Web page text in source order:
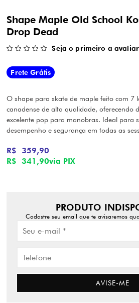
Shape Maple Old School
Drop Dead
Seja o primeiro a avaliar
Frete Grátis
O shape para skate de maple feito com 7
canadense de alta qualidade, oferecendo
excelente pop para manobras. Ideal para
desempenho e segurança em todas as
R$ 341,90via PIX
R$ 359,90
PRODUTO
Cadastre seu email que te avisaremos
AVISE-ME